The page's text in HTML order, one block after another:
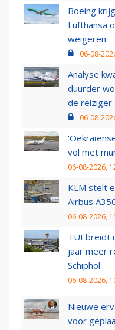
Boeing
Lufthansa
weigeren
06-08-
Analyse
duurder
de reiziger
06-08-
vol met
06-08-2026,
KLM stelt
Airbus
06-08-2026,
TUI breidt
jaar meer
Schiphol
06-08-2026,
Nieuwe
voor